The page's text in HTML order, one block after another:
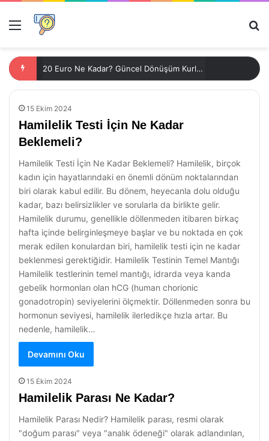
Menü
20 Euro Ne Kadar? Güncel Dönüşüm Kurları ve Hesaplamalar
15 Ekim 2024
Hamilelik Testi İçin Ne Kadar
Beklemeli?
Hamilelik Testi İçin Ne Kadar Beklemeli? Hamilelik, birçok
kadın için hayatlarındaki en önemli dönüm noktalarından
biri olarak kabul edilir. Bu dönem, heyecanla dolu olduğu
kadar, bazı belirsizlikler ve sorularla da birlikte gelir.
Hamilelik durumu, genellikle döllenmeden itibaren birkaç
hafta içinde belirginleşmeye başlar ve bu noktada en çok
merak edilen konulardan biri, hamilelik testi için ne kadar
beklenmesi gerektiğidir. Hamilelik Testinin Temel Mantığı
Hamilelik testlerinin temel mantığı, idrarda veya kanda
gebelik hormonları olan hCG (human chorionic
gonadotropin) seviyelerini ölçmektir. Döllenmeden sonra bu
hormonun seviyesi, hamilelik ilerledikçe hızla artar. Bu
nedenle, hamilelik…
Devamını Oku
15 Ekim 2024
Hamilelik Parası Ne Kadar?
Hamilelik Parası Nedir? Hamilelik parası, resmi olarak
"doğum parası" veya "analık ödeneği" olarak adlandırılan,